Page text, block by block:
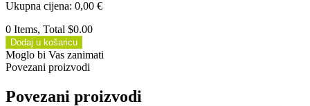
Ukupna cijena: 0,00 €
0 Items, Total $0.00
Dodaj u košaricu
Moglo bi Vas zanimati
Povezani proizvodi
Povezani proizvodi